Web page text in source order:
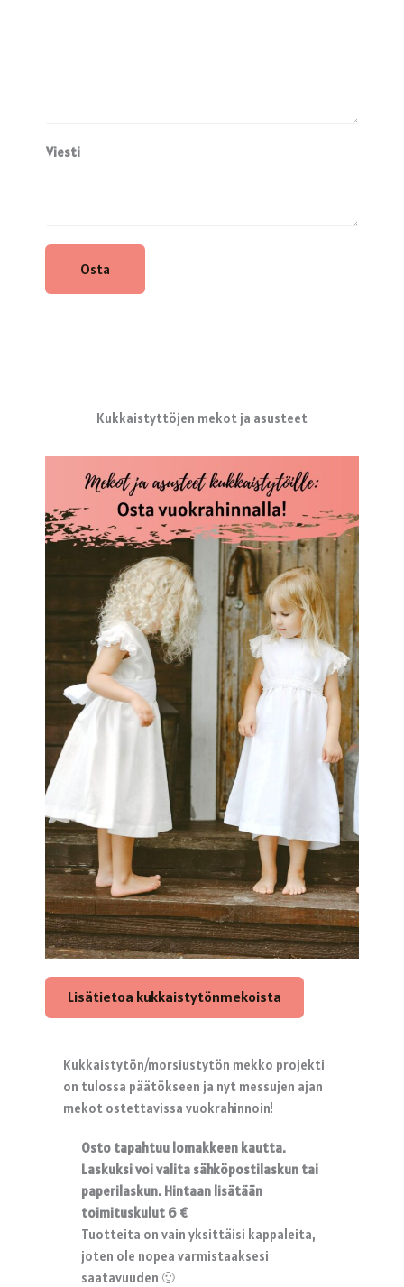
Viesti
Osta
Kukkaistyttöjen mekot ja asusteet
Lisätietoa kukkaistytönmekoista
Kukkaistytön/morsiustytön mekko projekti
on tulossa päätökseen ja nyt messujen ajan
mekot ostettavissa vuokrahinnoin!
Osto tapahtuu lomakkeen kautta.
Laskuksi voi valita sähköpostilaskun tai
paperilaskun. Hintaan lisätään
toimituskulut 6 €
Tuotteita on vain yksittäisi kappaleita,
joten ole nopea varmistaaksesi
saatavuuden 🙂